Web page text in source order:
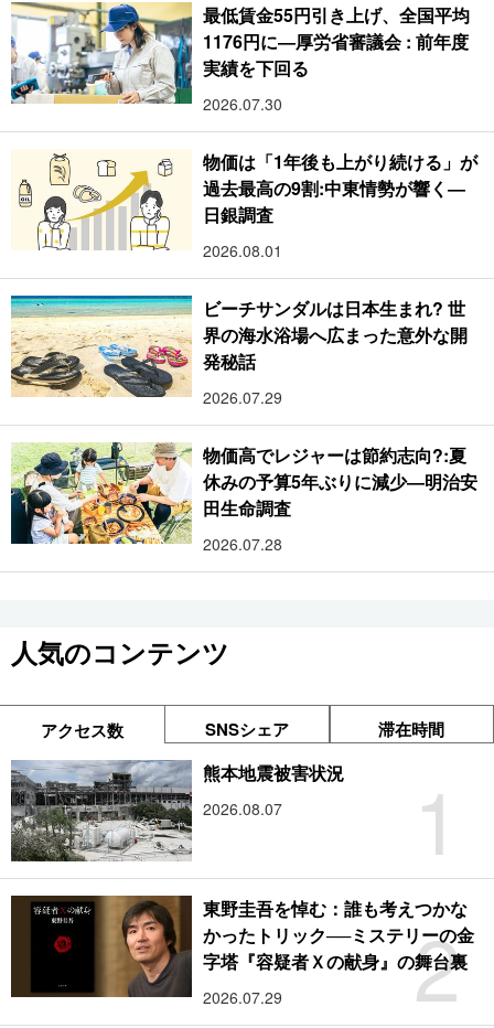
最低賃金55円引き上げ、全国平均
1176円に―厚労省審議会 : 前年度
実績を下回る
2026.07.30
物価は「1年後も上がり続ける」が
過去最高の9割:中東情勢が響く―
日銀調査
2026.08.01
ビーチサンダルは日本生まれ? 世
界の海水浴場へ広まった意外な開
発秘話
2026.07.29
物価高でレジャーは節約志向?:夏
休みの予算5年ぶりに減少―明治安
田生命調査
2026.07.28
人気のコンテンツ
アクセス数 SNSシェア 滞在時間
1
熊本地震被害状況
2026.08.07
2
東野圭吾を悼む：誰も考えつかな
かったトリック──ミステリーの金
字塔『容疑者Ｘの献身』の舞台裏
2026.07.29